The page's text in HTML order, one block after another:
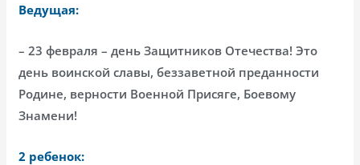
Ведущая:
– 23 февраля – день Защитников Отечества! Это
день воинской славы, беззаветной преданности
Родине, верности Военной Присяге, Боевому
Знамени!
2 ребенок: